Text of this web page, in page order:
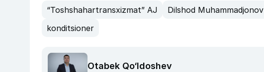
“Toshshahartransxizmat” AJ Dilshod Muhammadjonov
konditsioner
Otabek Qo‘ldoshev